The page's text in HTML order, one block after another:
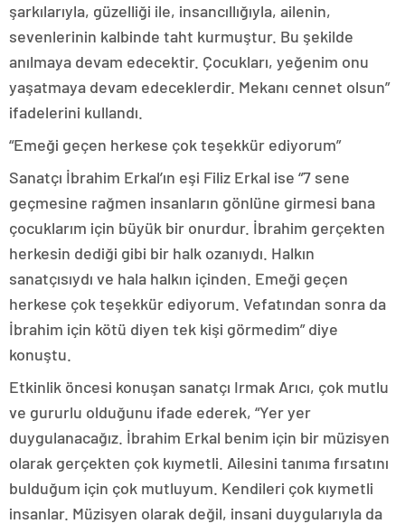
şarkılarıyla, güzelliği ile, insancıllığıyla, ailenin,
sevenlerinin kalbinde taht kurmuştur. Bu şekilde
anılmaya devam edecektir. Çocukları, yeğenim onu
yaşatmaya devam edeceklerdir. Mekanı cennet olsun”
ifadelerini kullandı.
“Emeği geçen herkese çok teşekkür ediyorum”
Sanatçı İbrahim Erkal’ın eşi Filiz Erkal ise “7 sene
geçmesine rağmen insanların gönlüne girmesi bana
çocuklarım için büyük bir onurdur. İbrahim gerçekten
herkesin dediği gibi bir halk ozanıydı. Halkın
sanatçısıydı ve hala halkın içinden. Emeği geçen
herkese çok teşekkür ediyorum. Vefatından sonra da
İbrahim için kötü diyen tek kişi görmedim” diye
konuştu.
Etkinlik öncesi konuşan sanatçı Irmak Arıcı, çok mutlu
ve gururlu olduğunu ifade ederek, “Yer yer
duygulanacağız. İbrahim Erkal benim için bir müzisyen
olarak gerçekten çok kıymetli. Ailesini tanıma fırsatını
bulduğum için çok mutluyum. Kendileri çok kıymetli
insanlar. Müzisyen olarak değil, insani duygularıyla da